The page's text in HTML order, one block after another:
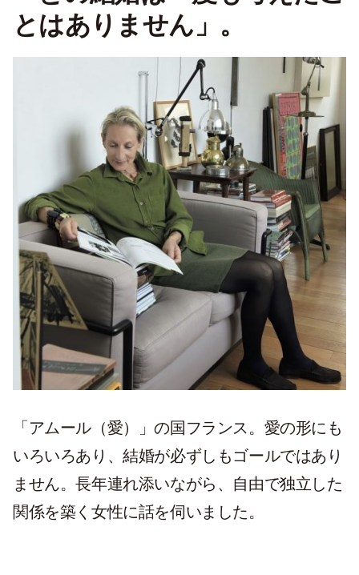
とはありません」。
「アムール（愛）」の国フランス。愛の形にも
いろいろあり、結婚が必ずしもゴールではあり
ません。長年連れ添いながら、自由で独立した
関係を築く女性に話を伺いました。